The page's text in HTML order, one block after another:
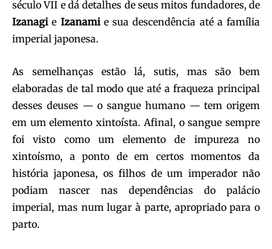
século VII e dá detalhes de seus mitos fundadores, de
Izanagie Izanamie sua descendência até a família
imperial japonesa.
As semelhanças estão lá, sutis, mas são bem
elaboradas de tal modo que até a fraqueza principal
desses deuses — o sangue humano — tem origem
em um elemento xintoísta. Afinal, o sangue sempre
foi visto como um elemento de impureza no
xintoísmo, a ponto de em certos momentos da
história japonesa, os filhos de um imperador não
podiam nascer nas dependências do palácio
imperial, mas num lugar à parte, apropriado para o
parto.